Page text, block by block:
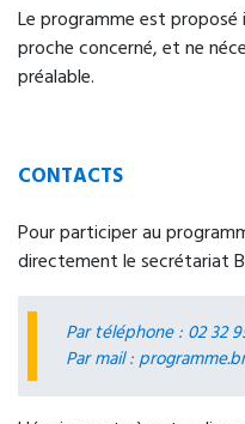
Le programme est proposé
proche concerné, et ne
préalable.
CONTACTS
Pour participer au
directement le secrétariat
Par téléphone : 02 32
Par mail :